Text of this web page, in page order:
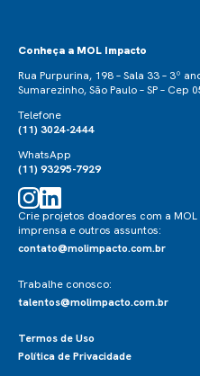
Conheça a MOL Impacto
Rua Purpurina, 198 – Sala 33 – 3º
Sumarezinho, São Paulo – SP – Cep
Telefone
(11) 3024-2444
WhatsApp
(11) 93295-7929
Crie projetos doadores com a
imprensa e outros assuntos:
contato@molimpacto.com.br
Trabalhe conosco:
talentos@molimpacto.com.br
Termos de Uso
Política de Privacidade